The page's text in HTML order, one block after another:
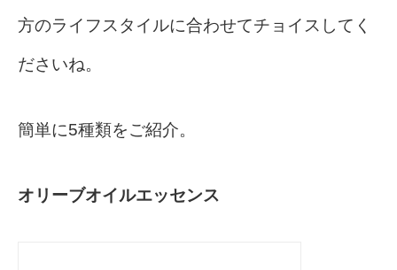
方のライフスタイルに合わせてチョイスしてく
ださいね。
簡単に5種類をご紹介。
オリーブオイルエッセンス